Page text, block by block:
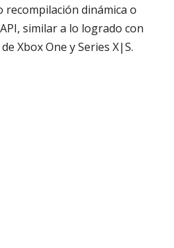
recompilación dinámica o
similar a lo logrado con
Xbox One y Series X|S.